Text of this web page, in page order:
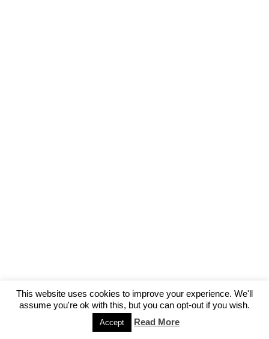
This website uses cookies to improve your experience. We'll
assume you're ok with this, but you can opt-out if you wish.
Accept Read More